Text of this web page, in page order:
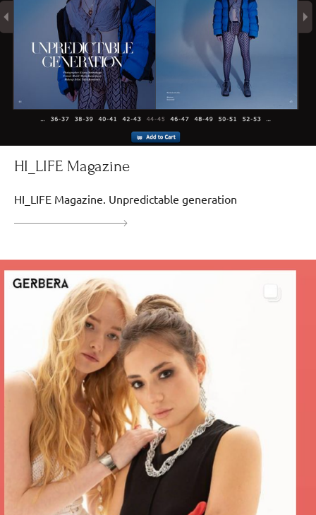
HI_LIFE Magazine
HI_LIFE Magazine. Unpredictable generation